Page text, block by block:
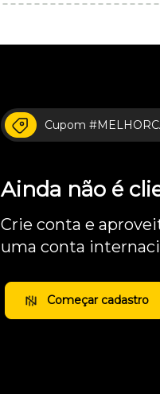
Cupom
Ainda não é
Crie conta e
uma conta
Começar cadastro